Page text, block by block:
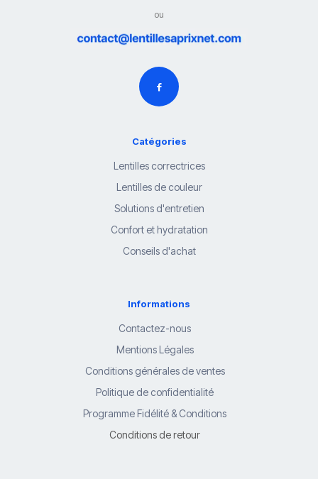
ou
Catégories
Lentilles correctrices
Lentilles de couleur
Solutions d'entretien
Confort et hydratation
Conseils d'achat
Informations
Contactez-nous
Mentions Légales
Conditions générales de ventes
Politique de confidentialité
Programme Fidélité & Conditions
Conditions de retour